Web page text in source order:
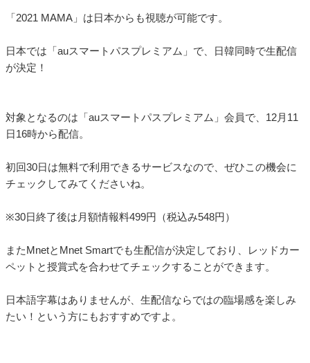
「2021 MAMA」は日本からも視聴が可能です。
日本では「auスマートパスプレミアム」で、日韓同時で生配信
が決定！
対象となるのは「auスマートパスプレミアム」会員で、12月11
日16時から配信。
初回30日は無料で利用できるサービスなので、ぜひこの機会に
チェックしてみてくださいね。
※30日終了後は月額情報料499円（税込み548円）
またMnetとMnet Smartでも生配信が決定しており、レッドカー
ペットと授賞式を合わせてチェックすることができます。
日本語字幕はありませんが、生配信ならではの臨場感を楽しみ
たい！という方にもおすすめですよ。